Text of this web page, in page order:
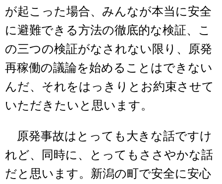
が起こった場合、みんなが本当に安全
に避難できる方法の徹底的な検証、こ
の三つの検証がなされない限り、原発
再稼働の議論を始めることはできない
んだ、それをはっきりとお約束させて
いただきたいと思います。
原発事故はとっても大きな話ですけ
れど、同時に、とってもささやかな話
だと思います。新潟の町で安全に安心